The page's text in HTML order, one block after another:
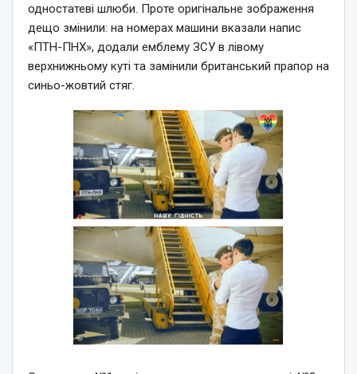
одностатеві шлюби. Проте оригінальне зображення
дещо змінили: на номерах машини вказали напис
«ПТН-ПНХ», додали емблему ЗСУ в лівому
верхнижньому куті та замінили британський прапор на
синьо-жовтий стяг.